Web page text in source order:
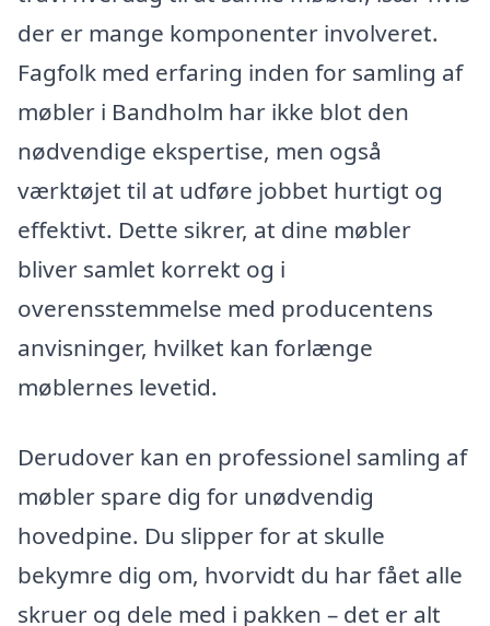
der er mange komponenter involveret.
Fagfolk med erfaring inden for samling af
møbler i Bandholm har ikke blot den
nødvendige ekspertise, men også
værktøjet til at udføre jobbet hurtigt og
effektivt. Dette sikrer, at dine møbler
bliver samlet korrekt og i
overensstemmelse med producentens
anvisninger, hvilket kan forlænge
møblernes levetid.
Derudover kan en professionel samling af
møbler spare dig for unødvendig
hovedpine. Du slipper for at skulle
bekymre dig om, hvorvidt du har fået alle
skruer og dele med i pakken – det er alt